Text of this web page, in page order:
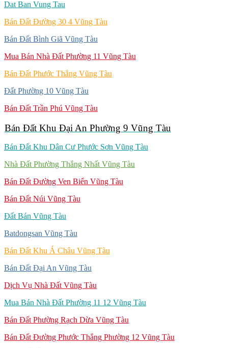
Dat Ban Vung Tau
Bán Đất Đường 30 4 Vũng Tàu
Bán Đất Bình Giã Vũng Tàu
Mua Bán Nhà Đất Phường 11 Vũng Tàu
Bán Đất Phước Thắng Vũng Tàu
Đất Phường 10 Vũng Tàu
Bán Đất Trần Phú Vũng Tàu
Bán Đất Khu Đại An Phường 9 Vũng Tàu
Bán Đất Khu Dân Cư Phước Sơn Vũng Tàu
Nhà Đất Phường Thắng Nhất Vũng Tàu
Bán Đất Đường Ven Biển Vũng Tàu
Bán Đất Núi Vũng Tàu
Đất Bán Vũng Tàu
Batdongsan Vũng Tàu
Bán Đất Khu Á Châu Vũng Tàu
Bán Đất Đại An Vũng Tàu
Dịch Vụ Nhà Đất Vũng Tàu
Mua Bán Nhà Đất Phường 11 12 Vũng Tàu
Bán Đất Phường Rạch Dừa Vũng Tàu
Bán Đất Đường Phước Thắng Phường 12 Vũng Tàu